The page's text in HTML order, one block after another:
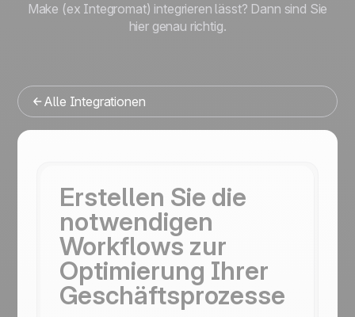
Make (ex Integromat) integrieren lässt? Dann sind Sie
hier genau richtig.
Alle Integrationen
Erstellen Sie die
notwendigen
Workflows zur
Optimierung Ihrer
Geschäftsprozesse